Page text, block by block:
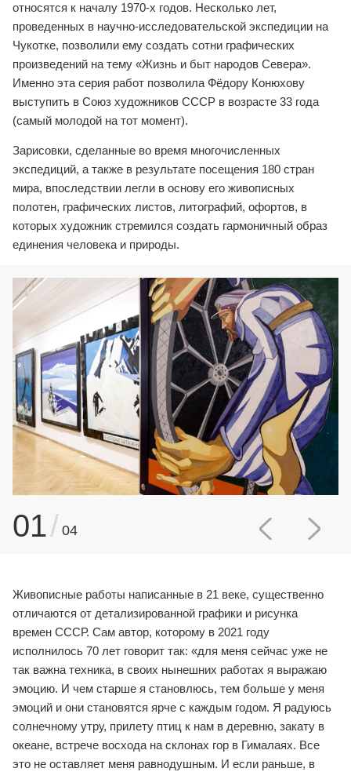
относятся к началу 1970-х годов. Несколько лет,
проведенных в научно-исследовательской экспедиции на
Чукотке, позволили ему создать сотни графических
произведений на тему «Жизнь и быт народов Севера».
Именно эта серия работ позволила Фёдору Конюхову
выступить в Союз художников СССР в возрасте 33 года
(самый молодой на тот момент).
Зарисовки, сделанные во время многочисленных
экспедиций, а также в результате посещения 180 стран
мира, впоследствии легли в основу его живописных
полотен, графических листов, литографий, офортов, в
которых художник стремился создать гармоничный образ
единения человека и природы.
01/ 04
Живописные работы написанные в 21 веке, существенно
отличаются от детализированной графики и рисунка
времен СССР. Сам автор, которому в 2021 году
исполнилось 70 лет говорит так: «для меня сейчас уже не
так важна техника, в своих нынешних работах я выражаю
эмоцию. И чем старше я становлюсь, тем больше у меня
эмоций и они становятся ярче с каждым годом. Я радуюсь
солнечному утру, прилету птиц к нам в деревню, закату в
океане, встрече восхода на склонах гор в Гималаях. Все
это не оставляет меня равнодушным. И если раньше, в